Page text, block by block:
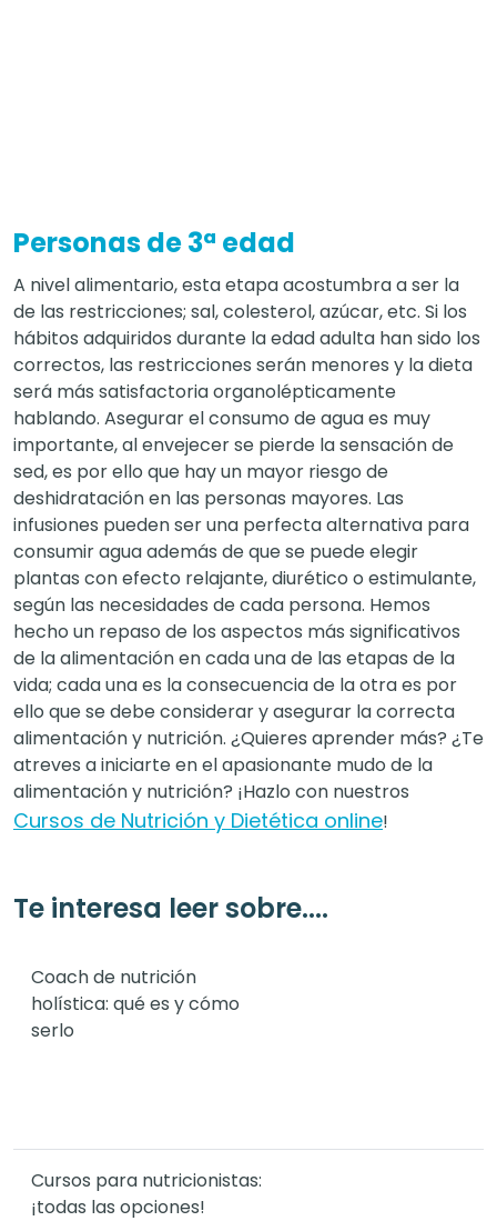
Personas de 3ª edad
A nivel alimentario, esta etapa acostumbra a ser la
de las restricciones; sal, colesterol, azúcar, etc. Si los
hábitos adquiridos durante la edad adulta han sido los
correctos, las restricciones serán menores y la dieta
será más satisfactoria organolépticamente
hablando. Asegurar el consumo de agua es muy
importante, al envejecer se pierde la sensación de
sed, es por ello que hay un mayor riesgo de
deshidratación en las personas mayores. Las
infusiones pueden ser una perfecta alternativa para
consumir agua además de que se puede elegir
plantas con efecto relajante, diurético o estimulante,
según las necesidades de cada persona. Hemos
hecho un repaso de los aspectos más significativos
de la alimentación en cada una de las etapas de la
vida; cada una es la consecuencia de la otra es por
ello que se debe considerar y asegurar la correcta
alimentación y nutrición. ¿Quieres aprender más? ¿Te
atreves a iniciarte en el apasionante mudo de la
alimentación y nutrición? ¡Hazlo con nuestros
Cursos de Nutrición y Dietética online!
Te interesa leer sobre....
Coach de nutrición
holística: qué es y cómo
serlo
Cursos para nutricionistas:
¡todas las opciones!